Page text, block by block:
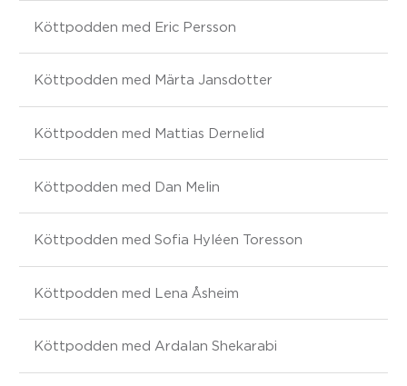
Köttpodden med Eric Persson
Köttpodden med Märta Jansdotter
Köttpodden med Mattias Dernelid
Köttpodden med Dan Melin
Köttpodden med Sofia Hyléen Toresson
Köttpodden med Lena Åsheim
Köttpodden med Ardalan Shekarabi